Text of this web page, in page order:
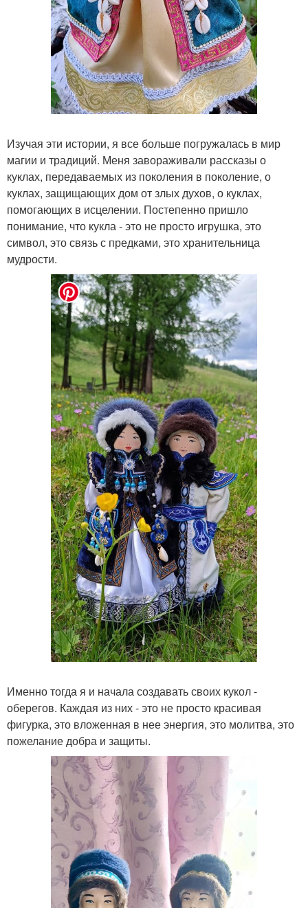
Изучая эти истории, я все больше погружалась в мир
магии и традиций. Меня завораживали рассказы о
куклах, передаваемых из поколения в поколение, о
куклах, защищающих дом от злых духов, о куклах,
помогающих в исцелении. Постепенно пришло
понимание, что кукла - это не просто игрушка, это
символ, это связь с предками, это хранительница
мудрости.
Именно тогда я и начала создавать своих кукол -
оберегов. Каждая из них - это не просто красивая
фигурка, это вложенная в нее энергия, это молитва, это
пожелание добра и защиты.